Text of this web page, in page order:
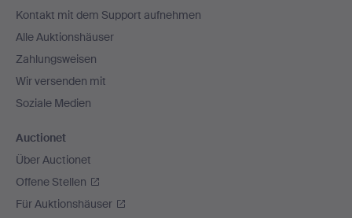
Kontakt mit dem Support aufnehmen
Alle Auktionshäuser
Zahlungsweisen
Wir versenden mit
Soziale Medien
Auctionet
Über Auctionet
Offene Stellen
Für Auktionshäuser